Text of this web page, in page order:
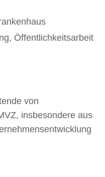
Öffentlichkeitsarbeit
von
insbesondere aus